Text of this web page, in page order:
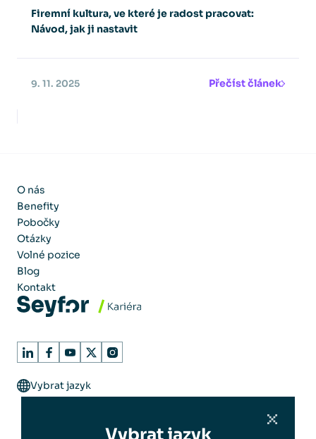
Firemní kultura, ve které je radost pracovat:
Návod, jak ji nastavit
9. 11. 2025 Přečíst článek
O nás
Benefity
Pobočky
Otázky
Volné pozice
Blog
Kontakt
Vybrat jazyk